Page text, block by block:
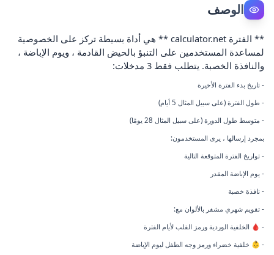
الوصف
** الفترة calculator.net ** هي أداة بسيطة تركز على الخصوصية
لمساعدة المستخدمين على التنبؤ بالحيض القادمة ، ويوم الإباضة ،
والنافذة الخصبة. يتطلب فقط 3 مدخلات:
- تاريخ بدء الفترة الأخيرة
- طول الفترة (على سبيل المثال 5 أيام)
- متوسط طول الدورة (على سبيل المثال 28 يومًا)
بمجرد إرسالها ، يرى المستخدمون:
- تواريخ الفترة المتوقعة التالية
- يوم الإباضة المقدر
- نافذة خصبة
- تقويم شهري مشفر بالألوان مع:
- 🩸 الخلفية الوردية ورمز القلب لأيام الفترة
- 👶 خلفية خضراء ورمز وجه الطفل ليوم الإباضة